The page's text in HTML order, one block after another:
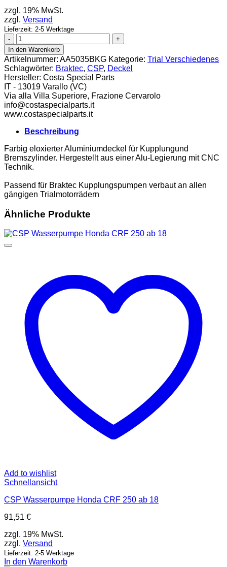
zzgl. 19% MwSt.
zzgl. Versand
Lieferzeit: 2-5 Werktage
CSP
Alu
Deckel
Braktec
Bremse
gold
Menge
In den Warenkorb
Artikelnummer: AA5035BKG Kategorie: Trial Verschiedenes
Schlagwörter: Braktec, CSP, Deckel
Hersteller: Costa Special Parts
IT - 13019 Varallo (VC)
Via alla Villa Superiore, Frazione Cervarolo
info@costaspecialparts.it
www.costaspecialparts.it
Beschreibung
Farbig eloxierter Aluminiumdeckel für Kupplungund
Bremszylinder. Hergestellt aus einer Alu-Legierung mit CNC
Technik.
Passend für Braktec Kupplungspumpen verbaut an allen
gängigen Trialmotorrädern
Ähnliche Produkte
Add to wishlist
Schnellansicht
CSP Wasserpumpe Honda CRF 250 ab 18
91,51 €
zzgl. 19% MwSt.
zzgl. Versand
Lieferzeit: 2-5 Werktage
In den Warenkorb